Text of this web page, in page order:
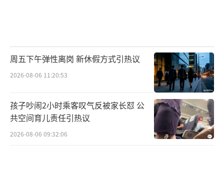
周五下午弹性离岗 新休假方式引热议
2026-08-06 11:20:53
孩子吵闹2小时乘客叹气反被家长怼 公
共空间育儿责任引热议
2026-08-06 09:32:06